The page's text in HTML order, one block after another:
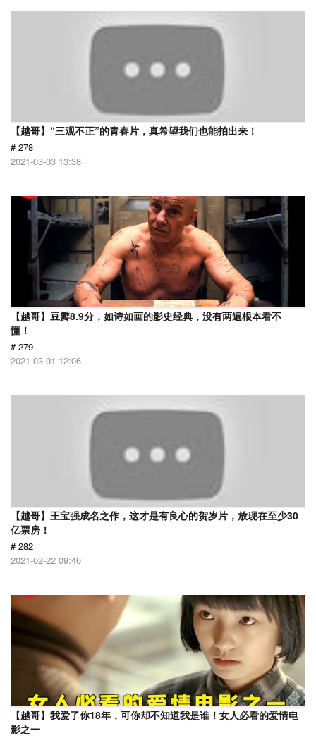
【越哥】“三观不正”的青春片，真希望我们也能拍出来！
# 278
2021-03-03 13:38
【越哥】豆瓣8.9分，如诗如画的影史经典，没有两遍根本看不
懂！
# 279
2021-03-01 12:06
【越哥】王宝强成名之作，这才是有良心的贺岁片，放现在至少30
亿票房！
# 282
2021-02-22 09:46
【越哥】我爱了你18年，可你却不知道我是谁！女人必看的爱情电
影之一